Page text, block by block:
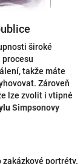
široké
procesu
takže máte
Zároveň
lze zvolit i vtipné
Simpsonovy
portréty.